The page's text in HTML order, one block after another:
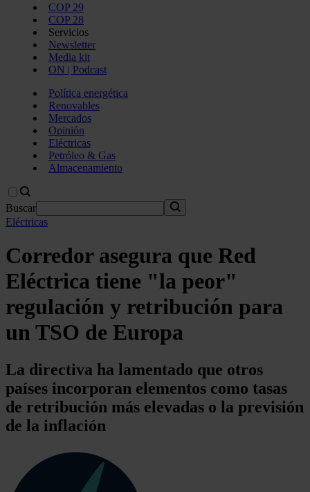
COP 29
COP 28
Servicios
Newsletter
Media kit
ON | Podcast
Política energética
Renovables
Mercados
Opinión
Eléctricas
Petróleo & Gas
Almacenamiento
Buscar
Eléctricas
Corredor asegura que Red
Eléctrica tiene "la peor"
regulación y retribución para
un TSO de Europa
La directiva ha lamentado que otros
países incorporan elementos como tasas
de retribución más elevadas o la previsión
de la inflación